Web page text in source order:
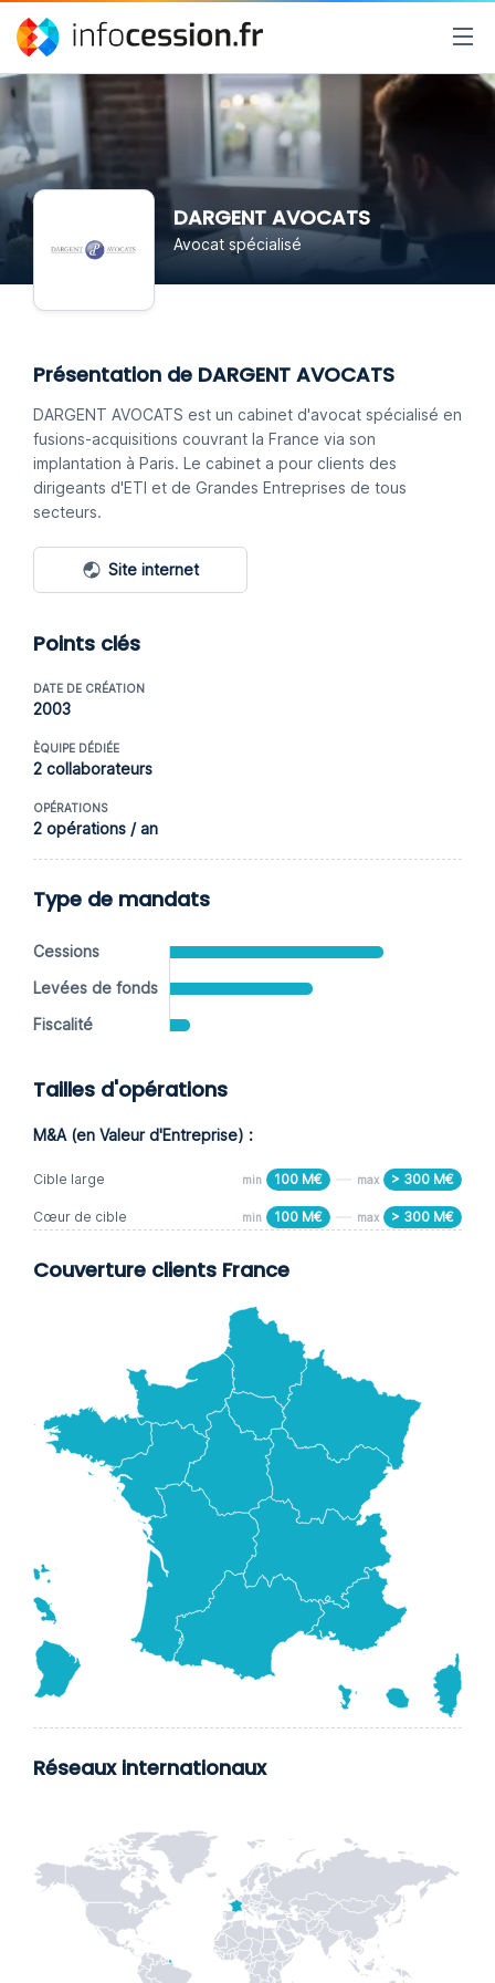
DARGENT AVOCATS
Avocat spécialisé
Présentation de DARGENT AVOCATS
DARGENT AVOCATS est un cabinet d'avocat spécialisé en
fusions-acquisitions couvrant la France via son
implantation à Paris. Le cabinet a pour clients des
dirigeants d'ETI et de Grandes Entreprises de tous
secteurs.
Site internet
Points clés
DATE DE CRÉATION
2003
ÈQUIPE DÉDIÉE
2 collaborateurs
OPÉRATIONS
2 opérations / an
Type de mandats
Cessions
Levées de fonds
Fiscalité
Tailles d'opérations
M&A (en Valeur d'Entreprise) :
Cible large min 100 M€ max > 300 M€
Cœur de cible min 100 M€ max > 300 M€
Couverture clients France
Réseaux internationaux